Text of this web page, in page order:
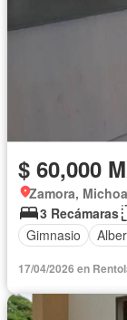
$ 60,000
Zamora,
3 Recámaras
Gimnasio
17/04/2026 en